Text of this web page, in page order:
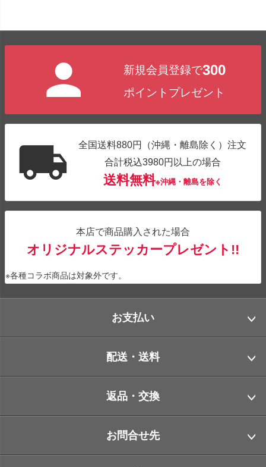
新規会員登録で300
ポイントプレゼント
全国送料880円（沖縄・離島除く）注文
合計税込3980円以上の場合
送料無料※沖縄・離島を除く
本店で商品購入された場合
オリジナルステッカープレゼント!!
※各種コラボ商品は対象外です。
お支払い
配送・送料
返品・交換
お問合せ先